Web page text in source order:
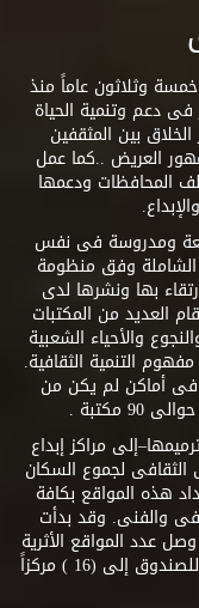
وثلاثون عاماً منذ
ومؤثر فى دعم وتنمية الحياة
بين المثقفين
العريض ..كما عمل
المحافظات ودعمها
ومدروسة فى نفس
الشاملة وفق منظومة
بها ونشرها لدى
العديد من المكتبات
والأحياء الشعبية
التنمية الثقافية.
فى أماكن لم يكن من
مكتبة .
مراكز إبداع
لجموع السكان
هذه المواقع بكافة
والفنى. وقد بدأت
حتى وصل عدد المواقع الأثرية
التى تم تحويلها إلى مراكز إبداع فنى تابعة للصندوق إلى (16 ) مركزاً